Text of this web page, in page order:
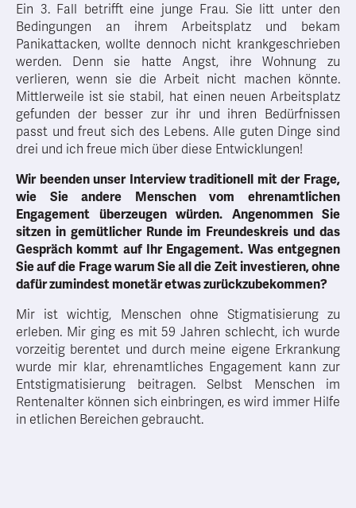
Ein 3. Fall betrifft eine junge Frau. Sie litt unter den
Bedingungen an ihrem Arbeitsplatz und bekam
Panikattacken, wollte dennoch nicht krankgeschrieben
werden. Denn sie hatte Angst, ihre Wohnung zu
verlieren, wenn sie die Arbeit nicht machen könnte.
Mittlerweile ist sie stabil, hat einen neuen Arbeitsplatz
gefunden der besser zur ihr und ihren Bedürfnissen
passt und freut sich des Lebens. Alle guten Dinge sind
drei und ich freue mich über diese Entwicklungen!
Wir beenden unser Interview traditionell mit der Frage,
wie Sie andere Menschen vom ehrenamtlichen
Engagement überzeugen würden. Angenommen Sie
sitzen in gemütlicher Runde im Freundeskreis und das
Gespräch kommt auf Ihr Engagement. Was entgegnen
Sie auf die Frage warum Sie all die Zeit investieren, ohne
dafür zumindest monetär etwas zurückzubekommen?
Mir ist wichtig, Menschen ohne Stigmatisierung zu
erleben. Mir ging es mit 59 Jahren schlecht, ich wurde
vorzeitig berentet und durch meine eigene Erkrankung
wurde mir klar, ehrenamtliches Engagement kann zur
Entstigmatisierung beitragen. Selbst Menschen im
Rentenalter können sich einbringen, es wird immer Hilfe
in etlichen Bereichen gebraucht.